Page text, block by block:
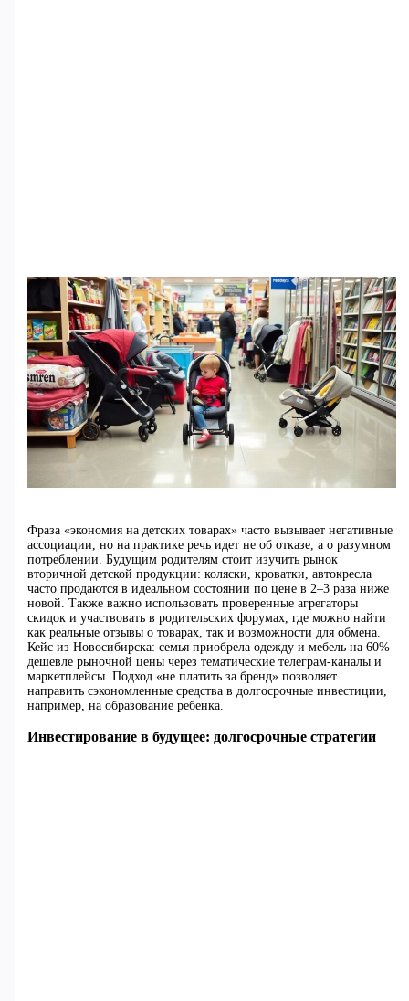
Фраза «экономия на детских товарах» часто вызывает негативные
ассоциации, но на практике речь идет не об отказе, а о разумном
потреблении. Будущим родителям стоит изучить рынок
вторичной детской продукции: коляски, кроватки, автокресла
часто продаются в идеальном состоянии по цене в 2–3 раза ниже
новой. Также важно использовать проверенные агрегаторы
скидок и участвовать в родительских форумах, где можно найти
как реальные отзывы о товарах, так и возможности для обмена.
Кейс из Новосибирска: семья приобрела одежду и мебель на 60%
дешевле рыночной цены через тематические телеграм-каналы и
маркетплейсы. Подход «не платить за бренд» позволяет
направить сэкономленные средства в долгосрочные инвестиции,
например, на образование ребенка.
Инвестирование в будущее: долгосрочные стратегии